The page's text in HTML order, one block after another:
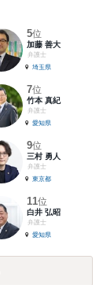
5位
加藤 善大
弁護士
埼玉県
7位
竹本 真紀
弁護士
愛知県
9位
三村 勇人
弁護士
東京都
11位
白井 弘昭
弁護士
愛知県